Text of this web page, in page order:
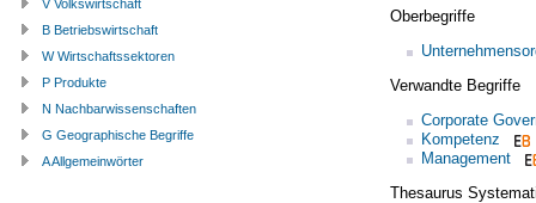
Oberbegriffe
Verwandte Begriffe
Corporate
Kompetenz
Management
Thesaurus
V Volkswirtschaft
B Betriebswirtschaft
W Wirtschaftssektoren
P Produkte
N Nachbarwissenschaften
G Geographische Begriffe
A Allgemeinwörter